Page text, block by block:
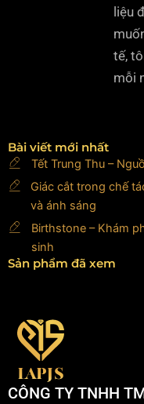
liệu
tế,
mỗi
Bài viết mới nhất
Tết Trung Thu –
Giác cắt trong chế
và ánh sáng
Birthstone – Khám
sinh
Sản phẩm đã xem
CÔNG TY TNHH